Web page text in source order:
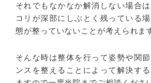
それでもなかなか解消しない場合
コリが深部にしぶとく残っている
態が整っていないことが考えられま
そんな時は整体を行って姿勢や関
ンスを整えることによって解決す